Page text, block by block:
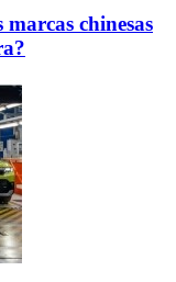
chinesas